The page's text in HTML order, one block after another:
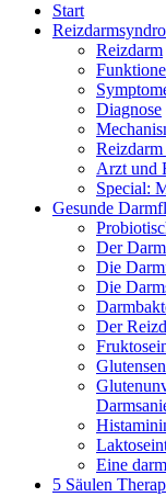
Start
Reizdarm
Diagnose
Arzt und
Special:
Gesunde
Der
Die
Die
Der
Eine
5 Säulen